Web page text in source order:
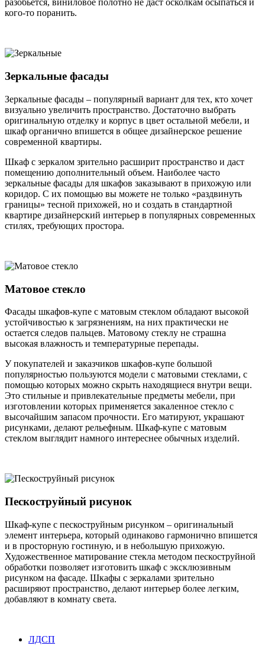
разобьется, виниловое полотно не даст осколкам осыпаться и
кого-то поранить.
Зеркальные фасады
Зеркальные фасады – популярный вариант для тех, кто хочет
визуально увеличить пространство. Достаточно выбрать
оригинальную отделку и корпус в цвет остальной мебели, и
шкаф органично впишется в общее дизайнерское решение
современной квартиры.
Шкаф с зеркалом зрительно расширит пространство и даст
помещению дополнительный объем. Наиболее часто
зеркальные фасады для шкафов заказывают в прихожую или
коридор. С их помощью вы можете не только «раздвинуть
границы» тесной прихожей, но и создать в стандартной
квартире дизайнерский интерьер в популярных современных
стилях, требующих простора.
Матовое стекло
Фасады шкафов-купе с матовым стеклом обладают высокой
устойчивостью к загрязнениям, на них практически не
остается следов пальцев. Матовому стеклу не страшна
высокая влажность и температурные перепады.
У покупателей и заказчиков шкафов-купе большой
популярностью пользуются модели с матовыми стеклами, с
помощью которых можно скрыть находящиеся внутри вещи.
Это стильные и привлекательные предметы мебели, при
изготовлении которых применяется закаленное стекло с
высочайшим запасом прочности. Его матируют, украшают
рисунками, делают рельефным. Шкаф-купе с матовым
стеклом выглядит намного интереснее обычных изделий.
Пескоструйный рисунок
Шкаф-купе с пескоструйным рисунком – оригинальный
элемент интерьера, который одинаково гармонично впишется
и в просторную гостиную, и в небольшую прихожую.
Художественное матирование стекла методом пескоструйной
обработки позволяет изготовить шкаф с эксклюзивным
рисунком на фасаде. Шкафы с зеркалами зрительно
расширяют пространство, делают интерьер более легким,
добавляют в комнату света.
ЛДСП